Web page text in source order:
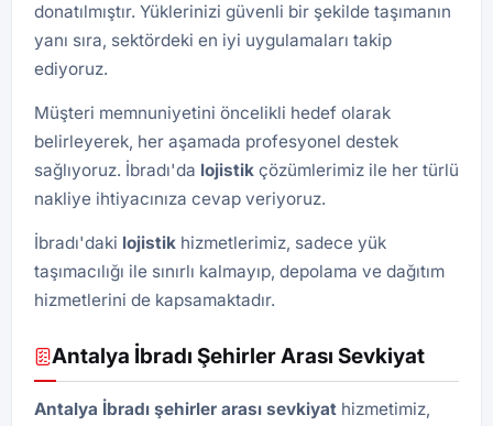
donatılmıştır. Yüklerinizi güvenli bir şekilde taşımanın
yanı sıra, sektördeki en iyi uygulamaları takip
ediyoruz.
Müşteri memnuniyetini öncelikli hedef olarak
belirleyerek, her aşamada profesyonel destek
sağlıyoruz. İbradı'da lojistik çözümlerimiz ile her türlü
nakliye ihtiyacınıza cevap veriyoruz.
İbradı'daki lojistik hizmetlerimiz, sadece yük
taşımacılığı ile sınırlı kalmayıp, depolama ve dağıtım
hizmetlerini de kapsamaktadır.
Antalya İbradı Şehirler Arası Sevkiyat
Antalya İbradı şehirler arası sevkiyat hizmetimiz,